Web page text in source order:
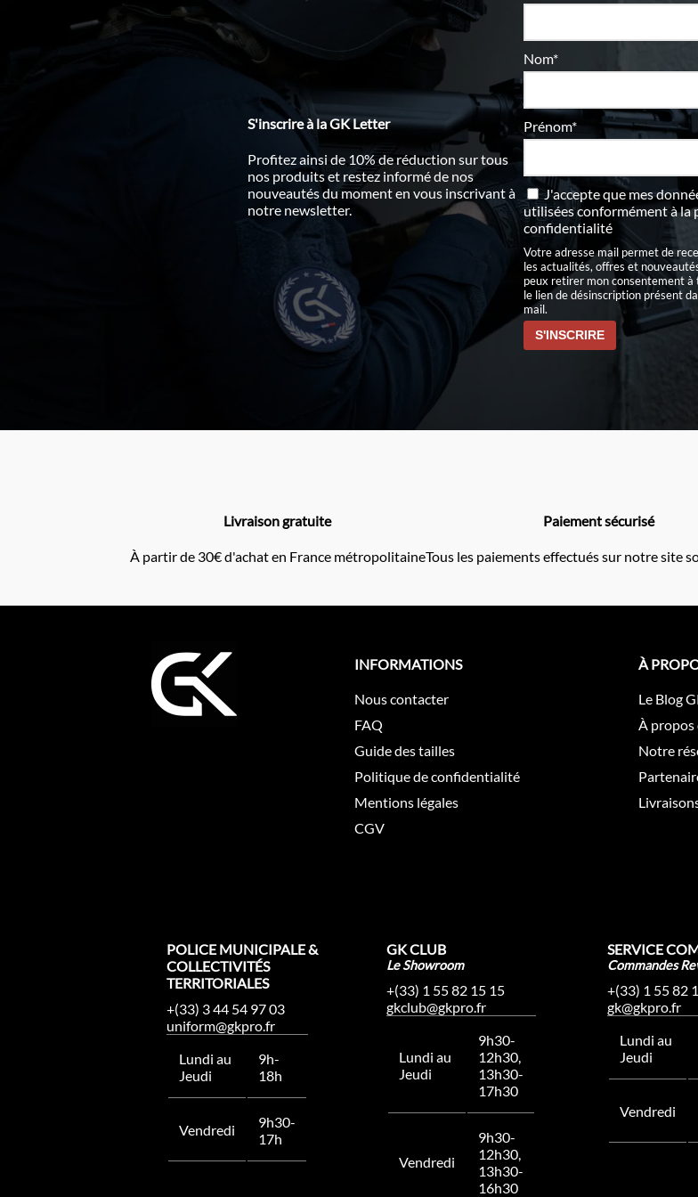
S'inscrire à la GK Letter
Profitez ainsi de 10% de réduction sur tous
nos produits et restez informé de nos
nouveautés du moment en vous inscrivant à
notre newsletter.
Nom*
Prénom*
J'accepte que mes
utilisées conformément àla
confidentialité
Votre adresse mail permet de
les actualités, offres et
peux retirer mon consentement
le lien de désinscription présent
mail.
Livraison gratuite
À partir de 30€ d'achat en France métropolitaine
Paiement sécurisé
Tous les paiements effectués sur notre site
INFORMATIONS
Nous contacter
FAQ
Guide des tailles
Politique de confidentialité
Mentions légales
CGV
À
Le Blog
À propos
Notre
POLICE MUNICIPALE &
COLLECTIVITÉS
TERRITORIALES
+(33) 3 44 54 97 03
uniform@gkpro.fr
Lundi au
Jeudi
9h-
18h
Vendredi
9h30-
17h
GK CLUB
Le Showroom
+(33) 1 55 82 15 15
gkclub@gkpro.fr
Lundi au
Jeudi
9h30-
12h30,
13h30-
17h30
Vendredi
9h30-
12h30,
13h30-
16h30
SERVICE
Commandes
+(33) 1 55 82
gk@gkpro.fr
Lundi au
Jeudi
Vendredi